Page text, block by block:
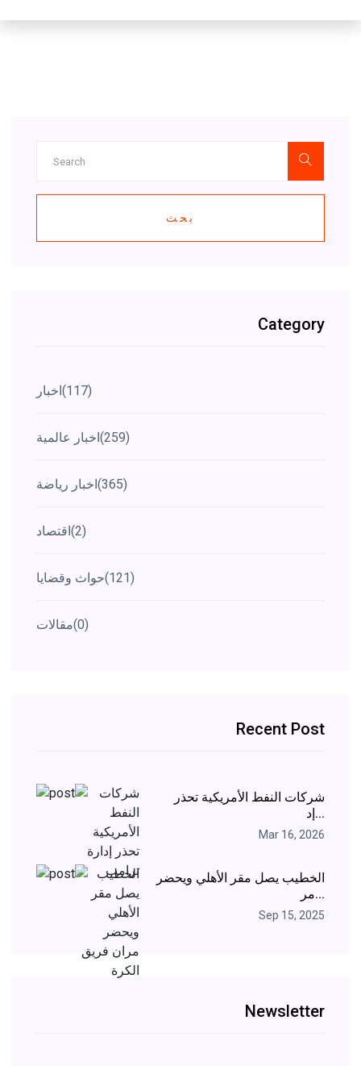
بحث
Category
اخبار(117)
اخبار عالمية(259)
اخبار رياضة(365)
اقتصاد(2)
حواث وقضايا(121)
مقالات(0)
Recent Post
شركات النفط الأمريكية تحذر
إد...
Mar 16, 2026
الخطيب يصل مقر الأهلي ويحضر
مر...
Sep 15, 2025
Newsletter